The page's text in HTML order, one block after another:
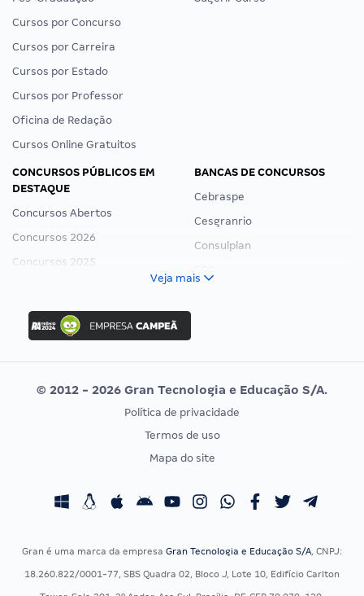
Cursos por Concurso
Cursos por Carreira
Cursos por Estado
Cursos por Professor
Oficina de Redação
Cursos Online Gratuitos
CONCURSOS PÚBLICOS EM
DESTAQUE
Concursos Abertos
Concursos 2026
Concursos 2025
Concurso Ibama
Concurso MPU
Editais publicados
BANCAS DE CONCURSOS
Cebraspe
Cesgranrio
Consulplan
Vunesp
CONCURSOS POR PROFISSÃO
Concursos Fiscais
Concursos Saúde
EXAME DE ORDEM
Calendário OAB
Veja mais
© 2012 - 2026 Gran Tecnologia e Educação S/A.
Política de privacidade
Termos de uso
Mapa do site
Gran é uma marca da empresa Gran Tecnologia e Educação S/A, CNPJ:
18.260.822/0001-77, SBS Quadra 02, Bloco J, Lote 10, Edifício Carlton